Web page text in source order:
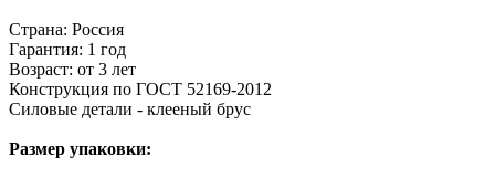
Страна: Россия
Гарантия: 1 год
Возраст: от 3 лет
Конструкция по ГОСТ 52169-2012
Силовые детали - клееный брус
Размер упаковки: